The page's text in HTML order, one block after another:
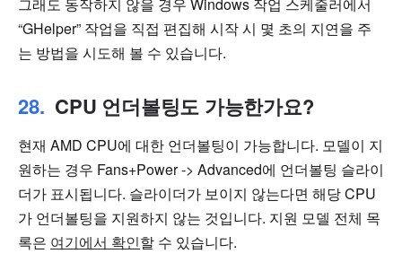
그래도 동작하지 않을 경우 Windows 작업 스케줄러에서
“GHelper” 작업을 직접 편집해 시작 시 몇 초의 지연을 주
는 방법을 시도해 볼 수 있습니다.
CPU 언더볼팅도 가능한가요?
현재 AMD CPU에 대한 언더볼팅이 가능합니다. 모델이 지
원하는 경우 Fans+Power -> Advanced에 언더볼팅 슬라이
더가 표시됩니다. 슬라이더가 보이지 않는다면 해당 CPU
가 언더볼팅을 지원하지 않는 것입니다. 지원 모델 전체 목
록은 여기에서 확인할 수 있습니다.